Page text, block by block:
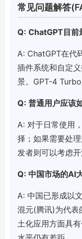
常见问题解答
Q: ChatGPT目前
A: ChatGPT在代
插件系统和自定
景。GPT-4 Turbo
Q: 普通用户应该
A: 对于日常使用
择；如果需要处
发者则可以考虑
Q: 中国市场的AI
A: 中国已形成以
混元(腾讯)为代表
土化应用方面具